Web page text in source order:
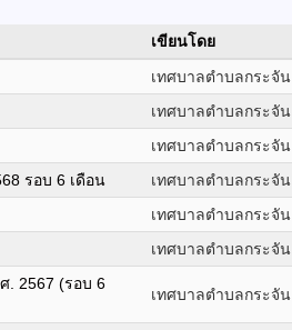
เขียนโดย
เทศบาลตำบลกระจัน
เทศบาลตำบลกระจัน
เทศบาลตำบลกระจัน
รอบ 6 เดือน เทศบาลตำบลกระจัน
เทศบาลตำบลกระจัน
เทศบาลตำบลกระจัน
. 2567 (รอบ 6
เทศบาลตำบลกระจัน